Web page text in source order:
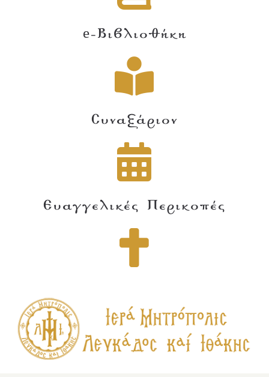
e-Βιβλιοθήκη
Συναξάριον
Ευαγγελικές Περικοπές